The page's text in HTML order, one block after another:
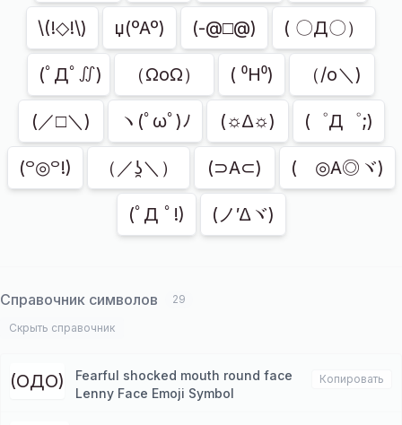
\(!◇!\) џ(ºAº) (-@□@) ( 〇Д〇）
(ﾟДﾟ∬) （ΩoΩ） ( ⁰H⁰) （/o＼)
(／□＼) ヽ(ﾟωﾟ)ﾉ (☼∆☼) (゜Д゜;)
(꒪◎꒪!) （／ʖ̯＼） (⊃A⊂) (ゞ◎A◎ヾ)
(ﾟД ﾟ!) (ノ′∆ヾ)
Справочник символов 29
Скрыть справочник
(OДO)
Fearful shocked mouth round face
Lenny Face Emoji Symbol
Копировать